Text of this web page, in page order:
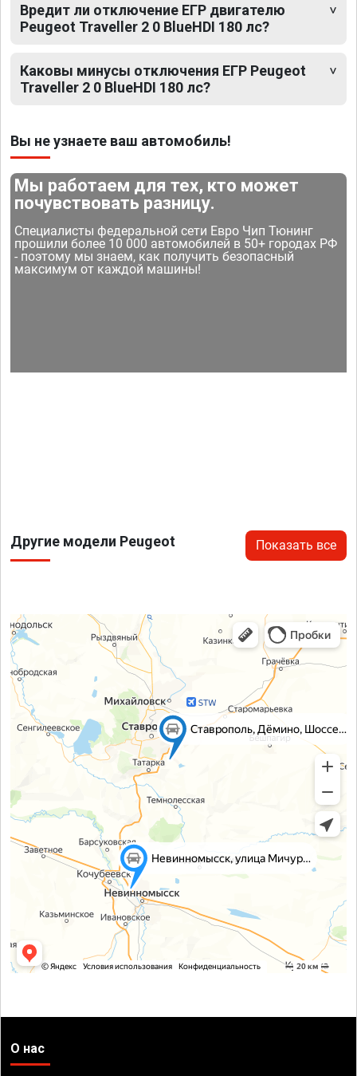
Вредит ли отключение ЕГР двигателю
Peugeot Traveller 2 0 BlueHDI 180 лс?
Каковы минусы отключения ЕГР Peugeot
Traveller 2 0 BlueHDI 180 лс?
Вы не узнаете ваш автомобиль!
Мы работаем для тех, кто может
почувствовать разницу.
Специалисты федеральной сети Евро Чип Тюнинг
прошили более 10 000 автомобилей в 50+ городах РФ
- поэтому мы знаем, как получить безопасный
максимум от каждой машины!
Другие модели Peugeot Показать все
О нас